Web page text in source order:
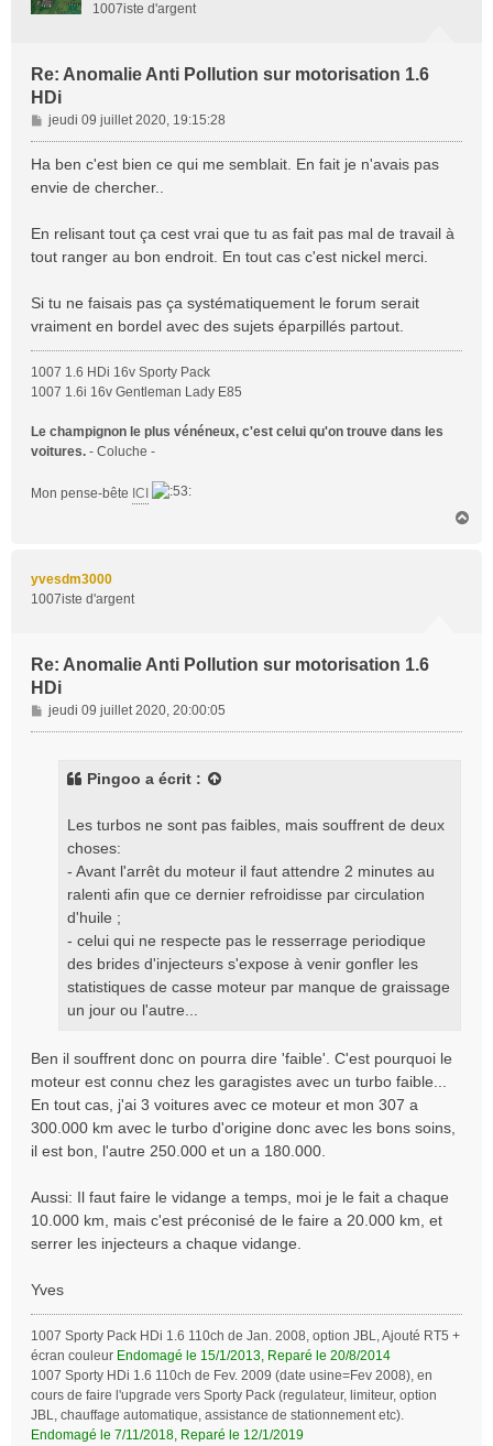
1007iste d'argent
Re: Anomalie Anti Pollution sur motorisation 1.6
HDi
M
e
s
e
jeudi 09 juillet 2020, 19:15:28
Ha ben c'est bien ce qui me semblait. En fait je n'avais pas
envie de chercher..
En relisant tout ça cest vrai que tu as fait pas mal de travail à
tout ranger au bon endroit. En tout cas c'est nickel merci.
Si tu ne faisais pas ça systématiquement le forum serait
vraiment en bordel avec des sujets éparpillés partout.
1007 1.6 HDi 16v Sporty Pack
1007 1.6i 16v Gentleman Lady E85
Le champignon le plus vénéneux, c'est celui qu'on trouve dans les
voitures. - Coluche -
Mon pense-bête ICI
yvesdm3000
1007iste d'argent
Re: Anomalie Anti Pollution sur motorisation 1.6
HDi
M
e
jeudi 09 juillet 2020, 20:00:05
Pingoo a écrit :
Les turbos ne sont pas faibles, mais souffrent de deux
choses:
- Avant l'arrêt du moteur il faut attendre 2 minutes au
ralenti afin que ce dernier refroidisse par circulation
d'huile ;
- celui qui ne respecte pas le resserrage periodique
des brides d'injecteurs s'expose à venir gonfler les
statistiques de casse moteur par manque de graissage
un jour ou l'autre...
Ben il souffrent donc on pourra dire 'faible'. C'est pourquoi le
moteur est connu chez les garagistes avec un turbo faible...
En tout cas, j'ai 3 voitures avec ce moteur et mon 307 a
300.000 km avec le turbo d'origine donc avec les bons soins,
il est bon, l'autre 250.000 et un a 180.000.
Aussi: Il faut faire le vidange a temps, moi je le fait a chaque
10.000 km, mais c'est préconisé de le faire a 20.000 km, et
serrer les injecteurs a chaque vidange.
Yves
1007 Sporty Pack HDi 1.6 110ch de Jan. 2008, option JBL, Ajouté RT5 +
écran couleur Endomagé le 15/1/2013, Reparé le 20/8/2014
1007 Sporty HDi 1.6 110ch de Fev. 2009 (date usine=Fev 2008), en
cours de faire l'upgrade vers Sporty Pack (regulateur, limiteur, option
JBL, chauffage automatique, assistance de stationnement etc).
Endomagé le 7/11/2018, Reparé le 12/1/2019